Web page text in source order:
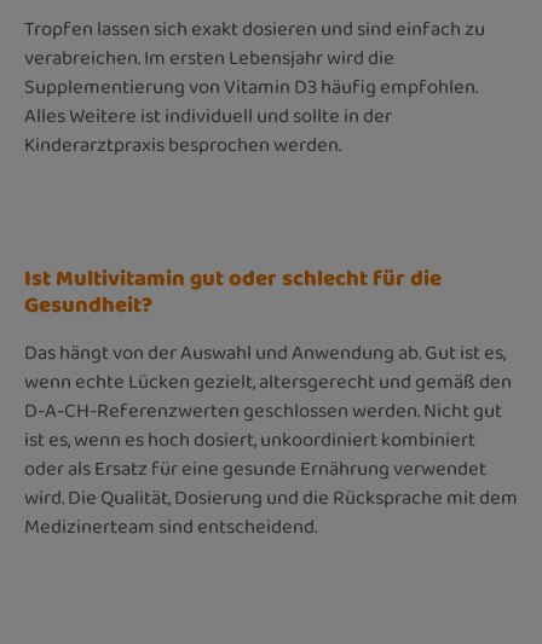
Tropfen lassen sich exakt dosieren und sind einfach zu
verabreichen. Im ersten Lebensjahr wird die
Supplementierung von Vitamin D3 häufig empfohlen.
Alles Weitere ist individuell und sollte in der
Kinderarztpraxis besprochen werden.
Ist Multivitamin gut oder schlecht für die
Gesundheit?
Das hängt von der Auswahl und Anwendung ab. Gut ist es,
wenn echte Lücken gezielt, altersgerecht und gemäß den
D-A-CH-Referenzwerten geschlossen werden. Nicht gut
ist es, wenn es hoch dosiert, unkoordiniert kombiniert
oder als Ersatz für eine gesunde Ernährung verwendet
wird. Die Qualität, Dosierung und die Rücksprache mit dem
Medizinerteam sind entscheidend.